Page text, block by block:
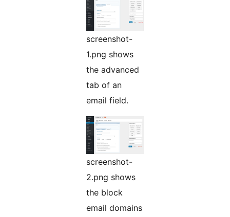
screenshot-
1.png shows
the advanced
tab of an
email field.
screenshot-
2.png shows
the block
email domains